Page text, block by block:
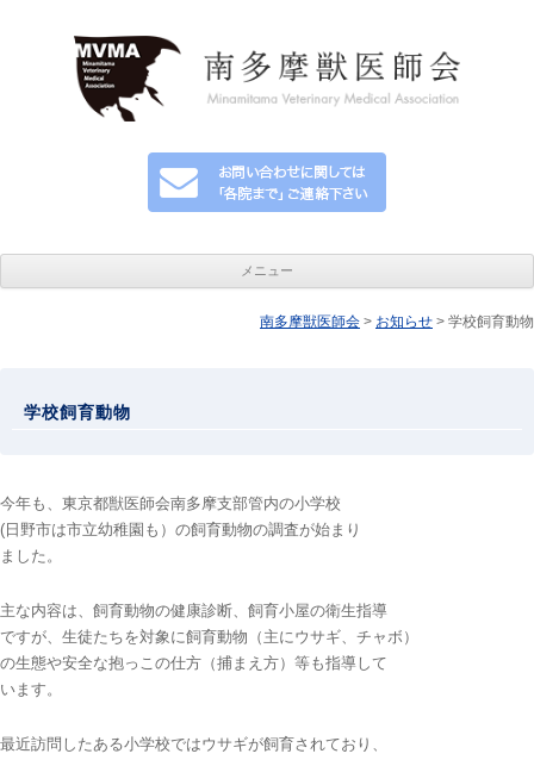
メニュー
コンテンツへ移動
南多摩獣医師会 > お知らせ > 学校飼育動物
学校飼育動物
今年も、東京都獣医師会南多摩支部管内の小学校
(日野市は市立幼稚園も）の飼育動物の調査が始まり
ました。
主な内容は、飼育動物の健康診断、飼育小屋の衛生指導
ですが、生徒たちを対象に飼育動物（主にウサギ、チャボ）
の生態や安全な抱っこの仕方（捕まえ方）等も指導して
います。
最近訪問したある小学校ではウサギが飼育されており、